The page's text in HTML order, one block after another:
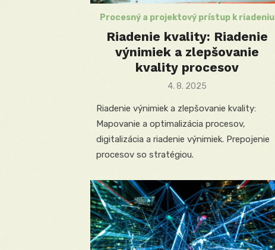
Procesný a projektový prístup k riadeniu
Riadenie kvality: Riadenie
výnimiek a zlepšovanie
kvality procesov
Posted
4. 8. 2025
Riadenie výnimiek a zlepšovanie kvality:
Mapovanie a optimalizácia procesov,
digitalizácia a riadenie výnimiek. Prepojenie
procesov so stratégiou.